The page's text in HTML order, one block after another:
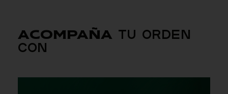
ACOMPAÑA TU ORDEN
CON